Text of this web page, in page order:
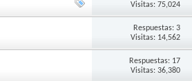
Visitas: 75,024
Respuestas: 3
Visitas: 14,562
Respuestas: 17
Visitas: 36,380